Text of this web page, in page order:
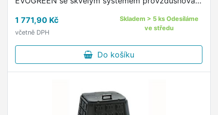
klasického …
1 771,90 Kč
včetně DPH
Skladem > 5 ks Odesíláme
ve středu
Do košíku